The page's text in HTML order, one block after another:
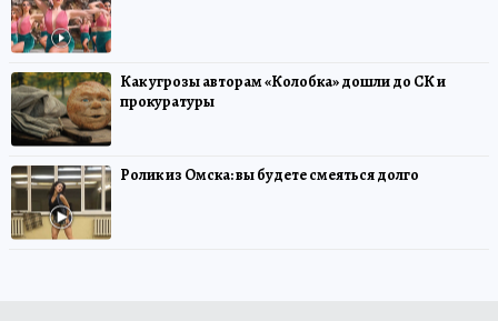
Как угрозы авторам «Колобка» дошли до СК и
прокуратуры
Ролик из Омска: вы будете смеяться долго